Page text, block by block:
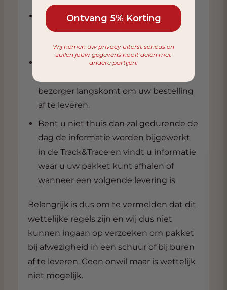
Afleveren bij buren of gewoon ergens
plaatsen is wettelijk dusnietmeer
mogelijk.
Hou de Track&Trace goed in de gaten -
bezorger langskomt om uw bestelling
af te leveren.
Bent u niet thuis dan zal gedurende de
dag de informatie worden bijgewerkt
in de Track&Trace en vindt u informatie
waar u uw pakket kunt afhalen of
wanneer een volgende levering is
Belangrijk is dus om te vermelden dat dit
wettelijke regels zijn en wij dus niet
kunnen ingaan op verzoeken om pakket
bij afwezigheid in een schuur of bij buren
af te leveren. Geen onwil maar is wettelijk
niet mogelijk.
Ontvang 5% Korting
Wij nemen uw privacy uiterst serieus en
zullen jouw gegevens nooit delen met
andere partijen.